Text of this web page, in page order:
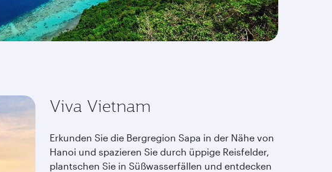
Viva Vietnam
Erkunden Sie die Bergregion Sapa in der Nähe von
Hanoi und spazieren Sie durch üppige Reisfelder,
plantschen Sie in Süßwasserfällen und entdecken